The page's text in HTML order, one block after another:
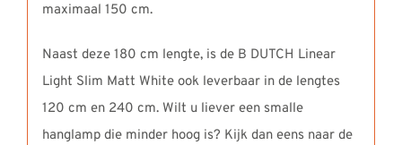
maximaal 150 cm.
Naast deze 180 cm lengte, is de B DUTCH Linear
Light Slim Matt White ook leverbaar in de lengtes
120 cm en 240 cm. Wilt u liever een smalle
hanglamp die minder hoog is? Kijk dan eens naar de